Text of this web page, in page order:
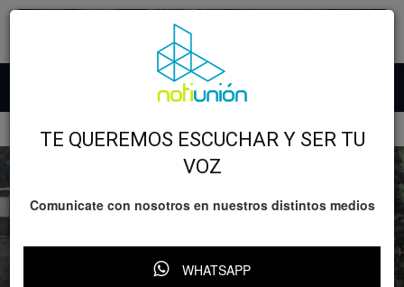
Michoacán Morelia
Relevante
TE QUEREMOS ESCUCHAR Y SER TU
VOZ
Comunicate con nosotros en nuestros distintos medios
WHATSAPP